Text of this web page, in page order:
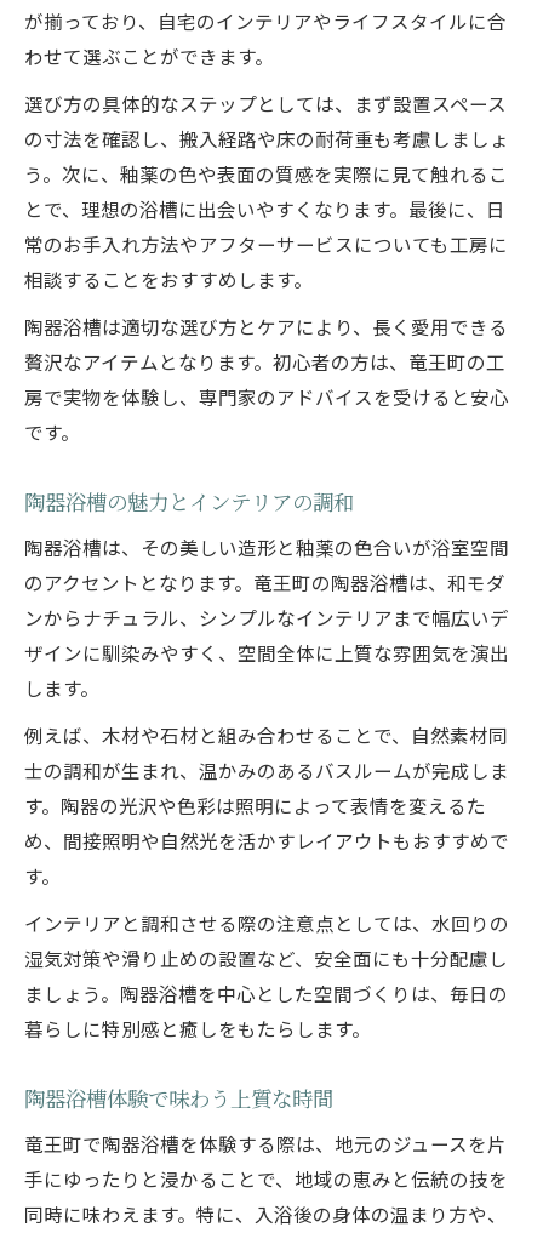
が揃っており、自宅のインテリアやライフスタイルに合
わせて選ぶことができます。
選び方の具体的なステップとしては、まず設置スペース
の寸法を確認し、搬入経路や床の耐荷重も考慮しましょ
う。次に、釉薬の色や表面の質感を実際に見て触れるこ
とで、理想の浴槽に出会いやすくなります。最後に、日
常のお手入れ方法やアフターサービスについても工房に
相談することをおすすめします。
陶器浴槽は適切な選び方とケアにより、長く愛用できる
贅沢なアイテムとなります。初心者の方は、竜王町の工
房で実物を体験し、専門家のアドバイスを受けると安心
です。
陶器浴槽の魅力とインテリアの調和
陶器浴槽は、その美しい造形と釉薬の色合いが浴室空間
のアクセントとなります。竜王町の陶器浴槽は、和モダ
ンからナチュラル、シンプルなインテリアまで幅広いデ
ザインに馴染みやすく、空間全体に上質な雰囲気を演出
します。
例えば、木材や石材と組み合わせることで、自然素材同
士の調和が生まれ、温かみのあるバスルームが完成しま
す。陶器の光沢や色彩は照明によって表情を変えるた
め、間接照明や自然光を活かすレイアウトもおすすめで
す。
インテリアと調和させる際の注意点としては、水回りの
湿気対策や滑り止めの設置など、安全面にも十分配慮し
ましょう。陶器浴槽を中心とした空間づくりは、毎日の
暮らしに特別感と癒しをもたらします。
陶器浴槽体験で味わう上質な時間
竜王町で陶器浴槽を体験する際は、地元のジュースを片
手にゆったりと浸かることで、地域の恵みと伝統の技を
同時に味わえます。特に、入浴後の身体の温まり方や、